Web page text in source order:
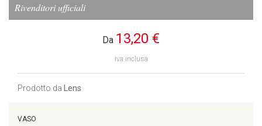
Rivenditori ufficiali
Da 13,20 €
iva inclusa
Prodotto da Lens
VASO